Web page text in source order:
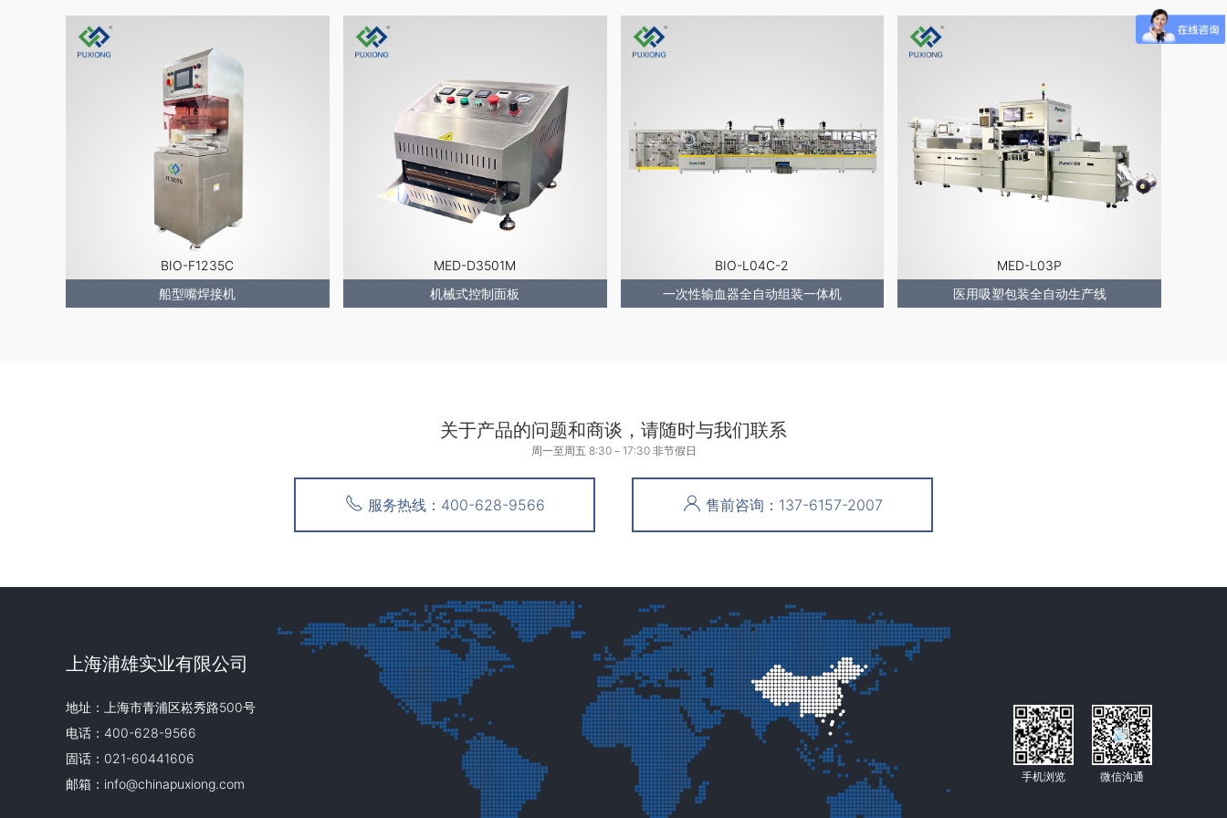
BIO-F1235C
船型嘴焊接机
MED-D3501M
机械式控制面板
BIO-L04C-2
一次性输血器全自动组装一体机
MED-L03P
医用吸塑包装全自动生产线
关于产品的问题和商谈，请随时与我们联系
周一至周五 8:30－17:30 非节假日
服务热线：400-628-9566 售前咨询：137-6157-2007
上海浦雄实业有限公司
地址：上海市青浦区崧秀路500号
电话：400-628-9566
固话：021-60441606
邮箱：info@chinapuxiong.com
手机浏览 微信沟通